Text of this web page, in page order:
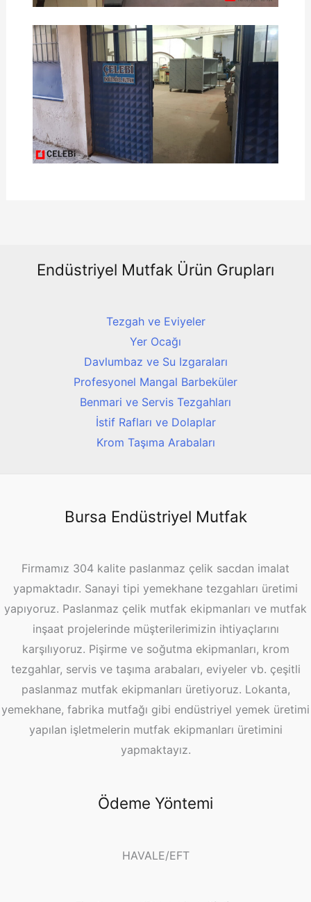
Endüstriyel Mutfak Ürün Grupları
Tezgah ve Eviyeler
Yer Ocağı
Davlumbaz ve Su Izgaraları
Profesyonel Mangal Barbeküler
Benmari ve Servis Tezgahları
İstif Rafları ve Dolaplar
Krom Taşıma Arabaları
Bursa Endüstriyel Mutfak
Firmamız 304 kalite paslanmaz çelik sacdan imalat
yapmaktadır. Sanayi tipi yemekhane tezgahları üretimi
yapıyoruz. Paslanmaz çelik mutfak ekipmanları ve mutfak
inşaat projelerinde müşterilerimizin ihtiyaçlarını
karşılıyoruz. Pişirme ve soğutma ekipmanları, krom
tezgahlar, servis ve taşıma arabaları, eviyeler vb. çeşitli
paslanmaz mutfak ekipmanları üretiyoruz. Lokanta,
yemekhane, fabrika mutfağı gibi endüstriyel yemek üretimi
yapılan işletmelerin mutfak ekipmanları üretimini
yapmaktayız.
Ödeme Yöntemi
HAVALE/EFT